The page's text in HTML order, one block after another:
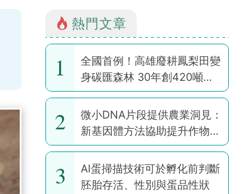
熱門文章
1
全國首例！高雄廢耕鳳梨田變
身碳匯森林 30年創420噸碳
權
2
微小DNA片段提供農業洞見：
新基因體方法協助提升作物韌
性
3
AI蛋掃描技術可於孵化前判斷
胚胎存活、性別與蛋品性狀